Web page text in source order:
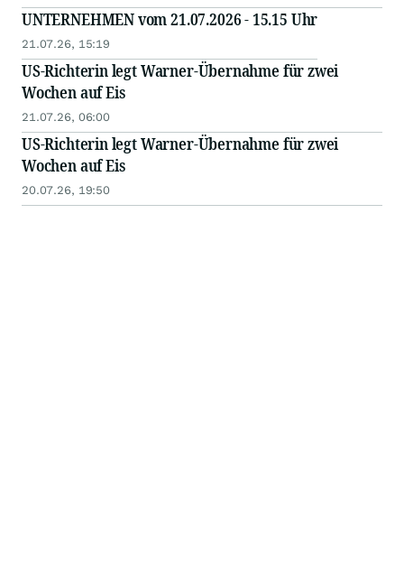
UNTERNEHMEN vom 21.07.2026 - 15.15 Uhr
21.07.26, 15:19
US-Richterin legt Warner-Übernahme für zwei
Wochen auf Eis
21.07.26, 06:00
US-Richterin legt Warner-Übernahme für zwei
Wochen auf Eis
20.07.26, 19:50